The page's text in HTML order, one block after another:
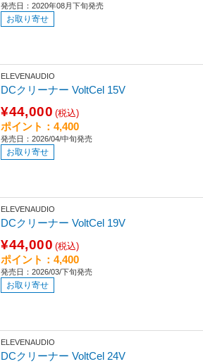
発売日：2020年08月下旬発売
お取り寄せ
ELEVENAUDIO
DCクリーナー VoltCel 15V
¥44,000 (税込)
ポイント：4,400
発売日：2026/04/中旬発売
お取り寄せ
ELEVENAUDIO
DCクリーナー VoltCel 19V
¥44,000 (税込)
ポイント：4,400
発売日：2026/03/下旬発売
お取り寄せ
ELEVENAUDIO
DCクリーナー VoltCel 24V